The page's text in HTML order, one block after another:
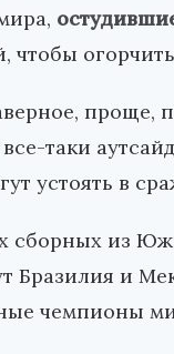
проще,
таки
устоять в
сборных из
Бразилия и
чемпионы